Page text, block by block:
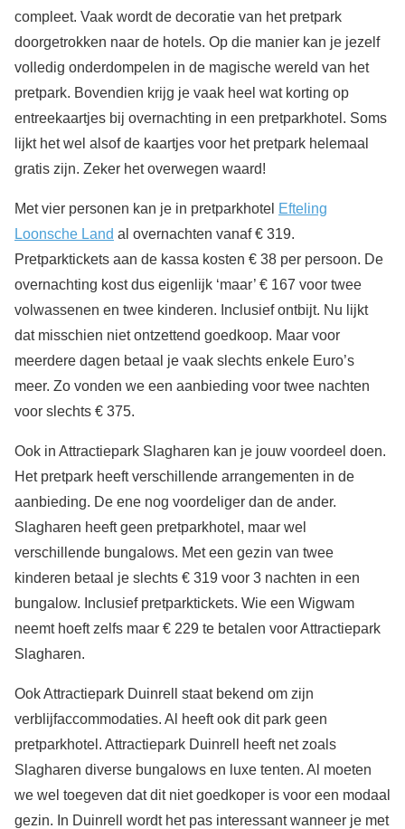
compleet. Vaak wordt de decoratie van het pretpark
doorgetrokken naar de hotels. Op die manier kan je jezelf
volledig onderdompelen in de magische wereld van het
pretpark. Bovendien krijg je vaak heel wat korting op
entreekaartjes bij overnachting in een pretparkhotel. Soms
lijkt het wel alsof de kaartjes voor het pretpark helemaal
gratis zijn. Zeker het overwegen waard!
Met vier personen kan je in pretparkhotel Efteling
Loonsche Land al overnachten vanaf € 319.
Pretparktickets aan de kassa kosten € 38 per persoon. De
overnachting kost dus eigenlijk ‘maar’ € 167 voor twee
volwassenen en twee kinderen. Inclusief ontbijt. Nu lijkt
dat misschien niet ontzettend goedkoop. Maar voor
meerdere dagen betaal je vaak slechts enkele Euro’s
meer. Zo vonden we een aanbieding voor twee nachten
voor slechts € 375.
Ook in Attractiepark Slagharen kan je jouw voordeel doen.
Het pretpark heeft verschillende arrangementen in de
aanbieding. De ene nog voordeliger dan de ander.
Slagharen heeft geen pretparkhotel, maar wel
verschillende bungalows. Met een gezin van twee
kinderen betaal je slechts € 319 voor 3 nachten in een
bungalow. Inclusief pretparktickets. Wie een Wigwam
neemt hoeft zelfs maar € 229 te betalen voor Attractiepark
Slagharen.
Ook Attractiepark Duinrell staat bekend om zijn
verblijfaccommodaties. Al heeft ook dit park geen
pretparkhotel. Attractiepark Duinrell heeft net zoals
Slagharen diverse bungalows en luxe tenten. Al moeten
we wel toegeven dat dit niet goedkoper is voor een modaal
gezin. In Duinrell wordt het pas interessant wanneer je met